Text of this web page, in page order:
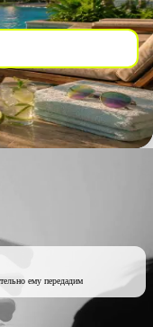
ему передадим